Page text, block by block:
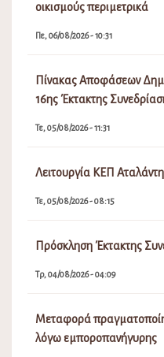
οικισμούς περιμετρικά
Πε, 06/08/2026 - 10:31
Πίνακας Αποφάσεων
16ης Έκτακτης
Τε, 05/08/2026 - 11:31
Λειτουργία ΚΕΠ
Τε, 05/08/2026 - 08:15
Πρόσκληση Έκτακτης
Τρ, 04/08/2026 - 04:09
Μεταφορά
λόγω εμποροπανήγυρης